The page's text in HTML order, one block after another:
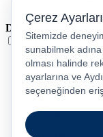
Dil
Türkçe
English
عربى
русский